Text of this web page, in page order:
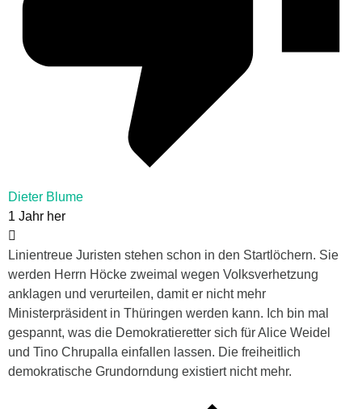
Dieter Blume
1 Jahr her
Linientreue Juristen stehen schon in den Startlöchern. Sie
werden Herrn Höcke zweimal wegen Volksverhetzung
anklagen und verurteilen, damit er nicht mehr
Ministerpräsident in Thüringen werden kann. Ich bin mal
gespannt, was die Demokratieretter sich für Alice Weidel
und Tino Chrupalla einfallen lassen. Die freiheitlich
demokratische Grundorndung existiert nicht mehr.